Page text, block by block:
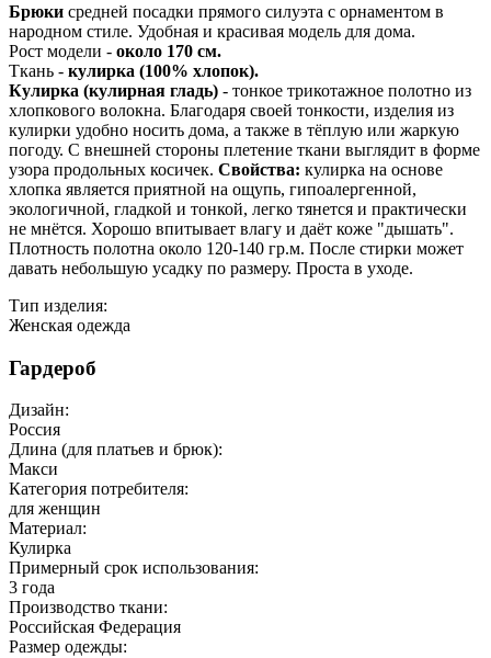
Брюки средней посадки прямого силуэта с орнаментом в
народном стиле. Удобная и красивая модель для дома.
Рост модели - около 170 см.
Ткань - кулирка (100% хлопок).
Кулирка (кулирная гладь) - тонкое трикотажное полотно из
хлопкового волокна. Благодаря своей тонкости, изделия из
кулирки удобно носить дома, а также в тёплую или жаркую
погоду. С внешней стороны плетение ткани выглядит в форме
узора продольных косичек. Свойства: кулирка на основе
хлопка является приятной на ощупь, гипоалергенной,
экологичной, гладкой и тонкой, легко тянется и практически
не мнётся. Хорошо впитывает влагу и даёт коже "дышать".
Плотность полотна около 120-140 гр.м. После стирки может
давать небольшую усадку по размеру. Проста в уходе.
Тип изделия:
Женская одежда
Гардероб
Дизайн:
Россия
Длина (для платьев и брюк):
Макси
Категория потребителя:
для женщин
Материал:
Кулирка
Примерный срок использования:
3 года
Производство ткани:
Российская Федерация
Размер одежды: